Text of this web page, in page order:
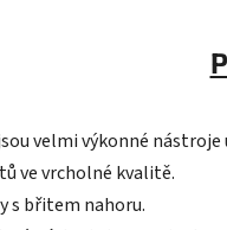
velmi výkonné
ve vrcholné kvalitě.
s břitem nahoru.